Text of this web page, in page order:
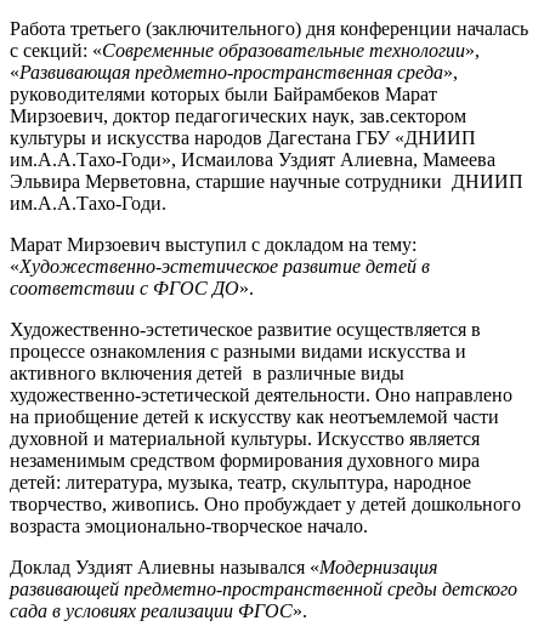
Работа третьего (заключительного) дня конференции началась
с секций: «Современные образовательные технологии»,
«Развивающая предметно-пространственная среда»,
руководителями которых были Байрамбеков Марат
Мирзоевич, доктор педагогических наук, зав.сектором
культуры и искусства народов Дагестана ГБУ «ДНИИП
им.А.А.Тахо-Годи», Исмаилова Уздият Алиевна, Мамеева
Эльвира Мерветовна, старшие научные сотрудники ДНИИП
им.А.А.Тахо-Годи.
Марат Мирзоевич выступил с докладом на тему:
«Художественно-эстетическое развитие детей в
соответствии с ФГОС ДО».
Художественно-эстетическое развитие осуществляется в
процессе ознакомления с разными видами искусства и
активного включения детей в различные виды
художественно-эстетической деятельности. Оно направлено
на приобщение детей к искусству как неотъемлемой части
духовной и материальной культуры. Искусство является
незаменимым средством формирования духовного мира
детей: литература, музыка, театр, скульптура, народное
творчество, живопись. Оно пробуждает у детей дошкольного
возраста эмоционально-творческое начало.
Доклад Уздият Алиевны назывался «Модернизация
развивающей предметно-пространственной среды детского
сада в условиях реализации ФГОС».